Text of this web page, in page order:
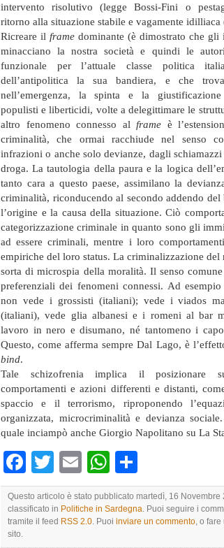
intervento risolutivo (legge Bossi-Fini o
ritorno alla situazione stabile e vagamente idilliaca
Ricreare il frame dominante (è dimostrato che gli
minacciano la nostra società e quindi le
funzionale per l’attuale classe politica
dell’antipolitica la sua bandiera, e che
nell’emergenza, la spinta e la
populisti e liberticidi, volte a delegittimare le
altro fenomeno connesso alframe è
criminalità, che ormai racchiude nel senso
infrazioni o anche solo devianze, dagli
droga. La tautologia della paura e la logica
tanto cara a questo paese, assimilano la
criminalità, riconducendo al secondo addendo
l’origine e la causa della situazione. Ciò
categorizzazione criminale in quanto sono gli
ad essere criminali, mentre i loro
empiriche del loro status. La criminalizzazione del
sorta di microspia della moralità. Il senso
preferenziali dei fenomeni connessi. Ad
non vede i grossisti (italiani); vede i viados
(italiani), vede glia albanesi e i romeni al bar
lavoro in nero e disumano, né tantomeno i
Questo, come afferma sempre Dal Lago, è
bind.
Tale schizofrenia implica il posizionare
comportamenti e azioni differenti e distanti,
spaccio e il terrorismo, riproponendo
organizzata, microcriminalità e devianza
quale inciampò anche Giorgio Napolitano su La
Facebook
TwitterEmailWhatsApp
Questo articolo è stato pubblicato martedì, 16 Novembre
classificato in Politiche in Sardegna. Puoi seguire i
tramite il feed RSS 2.0. Puoi inviare un commento, o fare
sito.